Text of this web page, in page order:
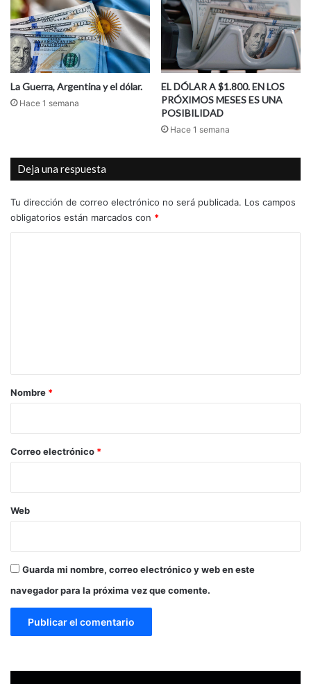
La Guerra, Argentina y el dólar.
Hace 1 semana
EL DÓLAR A $1.800. EN LOS
PRÓXIMOS MESES ES UNA
POSIBILIDAD
Hace 1 semana
Deja una respuesta
Tu dirección de correo electrónico no será publicada. Los campos
obligatorios están marcados con *
r
*
Nombre *
Correo electrónico *
Web
Guarda mi nombre, correo electrónico y web en este
navegador para la próxima vez que comente.